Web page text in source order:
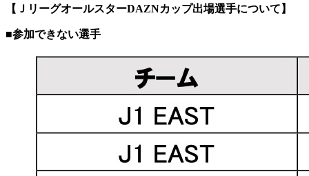
【ＪリーグオールスターDAZNカップ出場選手について】
■参加できない選手